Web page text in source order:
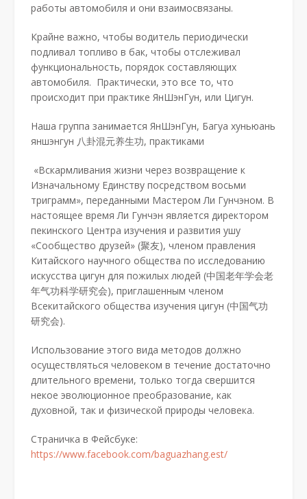
работы автомобиля и они взаимосвязаны.
Крайне важно, чтобы водитель периодически
подливал топливо в бак, чтобы отслеживал
функциональность, порядок составляющих
автомобиля. Практически, это все то, что
происходит при практике ЯнШэнГун, или Цигун.
Наша группа занимается ЯнШэнГун, Багуа хуньюань
яншэнгун 八卦混元养生功, практиками
«Вскармливания жизни через возвращение к
Изначальному Единству посредством восьми
триграмм», переданными Мастером Ли Гунчэном. В
настоящее время Ли Гунчэн является директором
пекинского Центра изучения и развития ушу
«Сообщество друзей» (聚友), членом правления
Китайского научного общества по исследованию
искусства цигун для пожилых людей (中国老年学会老
年气功科学研究会), приглашенным членом
Всекитайского общества изучения цигун (中国气功
研究会).
Использование этого вида методов должно
осуществляться человеком в течение достаточно
длительного времени, только тогда свершится
некое эволюционное преобразование, как
духовной, так и физической природы человека.
Страничка в Фейсбуке:
https://www.facebook.com/baguazhang.est/